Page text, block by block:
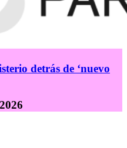
detrás de ‘nuevo